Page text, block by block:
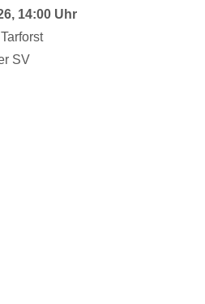
14:00 Uhr
SV